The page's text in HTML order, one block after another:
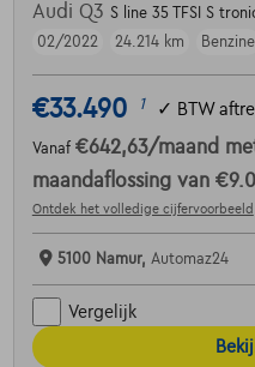
Audi Q3 S line 35 TFSI S
02/2022
24.214 km Benzine
€33.490 1 ✓ BTW
Vanaf €642,63/maand
maandaflossing van
Ontdek het volledige cijfervoorbeeld
5100 Namur, Automaz24
Vergelijk